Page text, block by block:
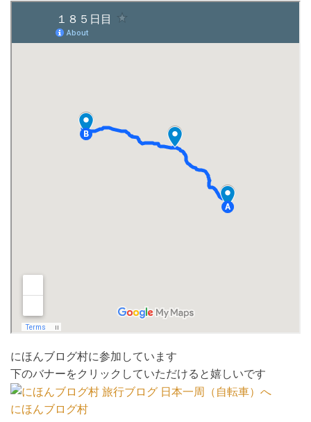
にほんブログ村に参加しています
下のバナーをクリックしていただけると嬉しいです
にほんブログ村